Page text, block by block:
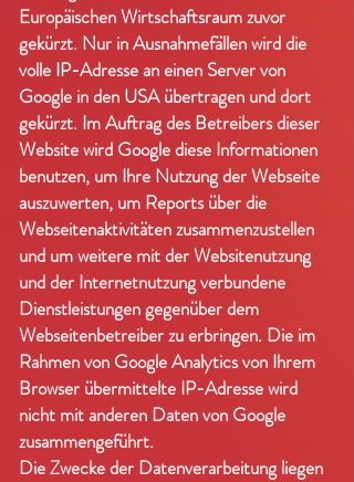
Europäischen Wirtschaftsraum zuvor
gekürzt. Nur in Ausnahmefällen wird die
volle IP-Adresse an einen Server von
Google in den USA übertragen und dort
gekürzt. Im Auftrag des Betreibers dieser
Website wird Google diese Informationen
benutzen, um Ihre Nutzung der Webseite
auszuwerten, um Reports über die
Webseitenaktivitäten zusammenzustellen
und um weitere mit der Websitenutzung
und der Internetnutzung verbundene
Dienstleistungen gegenüber dem
Webseitenbetreiber zu erbringen. Die im
Rahmen von Google Analytics von Ihrem
Browser übermittelte IP-Adresse wird
nicht mit anderen Daten von Google
zusammengeführt.
Die Zwecke der Datenverarbeitung liegen